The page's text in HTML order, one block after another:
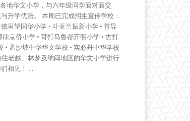
地华文小学，与六年级同学面对面交
升学优势。 本周已完成招生宣传学校：
里望国华小学 • 斗亚兰振新小学 • 善导
京侨小学 • 哥打马鲁都开明小学 • 古打
• 孟沙坡中华华文学校 • 实必丹中华学校
老越、林梦及纳闽地区的华文小学进行
相见！ ...